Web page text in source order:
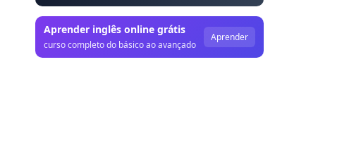
Aprender inglês online grátis
curso completo do básico ao avançado
Aprender